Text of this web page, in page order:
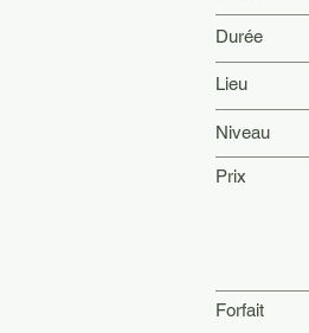
Durée
Lieu
Niveau
Prix
Forfait